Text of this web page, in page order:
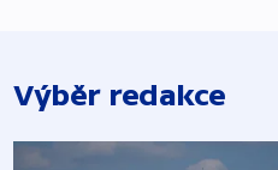
Výběr redakce